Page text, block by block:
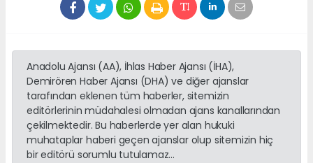
Anadolu Ajansı (AA), İhlas Haber Ajansı (İHA),
Demirören Haber Ajansı (DHA) ve diğer ajanslar
tarafından eklenen tüm haberler, sitemizin
editörlerinin müdahalesi olmadan ajans kanallarından
çekilmektedir. Bu haberlerde yer alan hukuki
muhataplar haberi geçen ajanslar olup sitemizin hiç
bir editörü sorumlu tutulamaz...